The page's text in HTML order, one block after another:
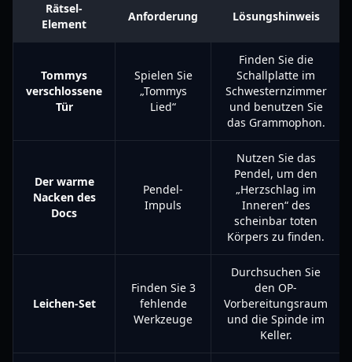
Rätsel-
Element
Anforderung Lösungshinweis
Tommys
verschlossene
Tür
Spielen Sie
„Tommys
Lied“
Finden Sie die
Schallplatte im
Schwesternzimmer
und benutzen Sie
das Grammophon.
Der warme
Nacken des
Docs
Pendel-
Impuls
Nutzen Sie das
Pendel, um den
„Herzschlag im
Inneren“ des
scheinbar toten
Körpers zu finden.
Leichen-Set
Finden Sie 3
fehlende
Werkzeuge
Durchsuchen Sie
den OP-
Vorbereitungsraum
und die Spinde im
Keller.